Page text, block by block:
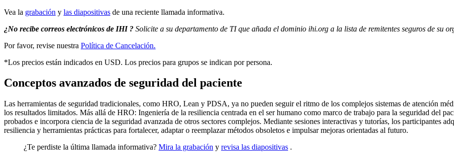
Vea la grabación y las diapositivas de una reciente llamada informativa.
¿No recibe correos electrónicos de IHI ? Solicite a su departamento de TI que añada el dominio ihi.org a la lista de remitentes seguros de su
Por favor, revise nuestra Política de Cancelación.
*Los precios están indicados en USD. Los precios para grupos se indican por persona.
Conceptos avanzados de seguridad del paciente
Las herramientas de seguridad tradicionales, como HRO, Lean y PDSA, ya no pueden seguir el ritmo de los complejos sistemas de atención
los resultados limitados. Más allá de HRO: Ingeniería de la resiliencia centrada en el ser humano como marco de trabajo para la seguridad del
probados e incorpora ciencia de la seguridad avanzada de otros sectores complejos. Mediante sesiones interactivas y tutorías, los participantes
resiliencia y herramientas prácticas para fortalecer, adaptar o reemplazar métodos obsoletos e impulsar mejoras orientadas al futuro.
¿Te perdiste la última llamada informativa? Mira la grabación y revisa las diapositivas .